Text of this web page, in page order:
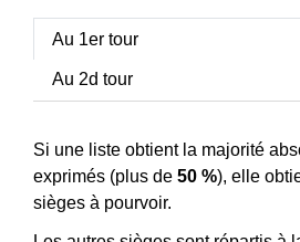
Au 1er tour
Au 2d tour
Si une liste obtient la majorité
exprimés (plus de 50 %), elle
sièges à pourvoir.